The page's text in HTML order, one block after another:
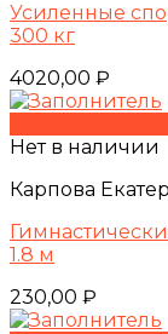
Усиленные
300 кг
4020,00 ₽
Нет в наличии
Карпова
1.8 м
230,00 ₽